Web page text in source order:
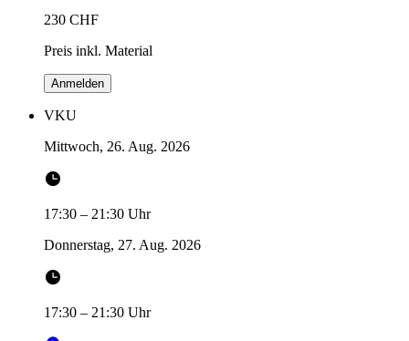
230 CHF
Preis inkl. Material
Anmelden
VKU
Mittwoch, 26. Aug. 2026
17:30 – 21:30 Uhr
Donnerstag, 27. Aug. 2026
17:30 – 21:30 Uhr